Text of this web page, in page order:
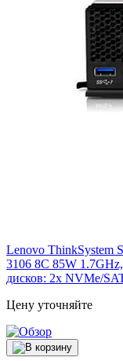
Lenovo ThinkSystem
3106 8C 85W
дисков: 2x NVMe/
Цену уточняйте